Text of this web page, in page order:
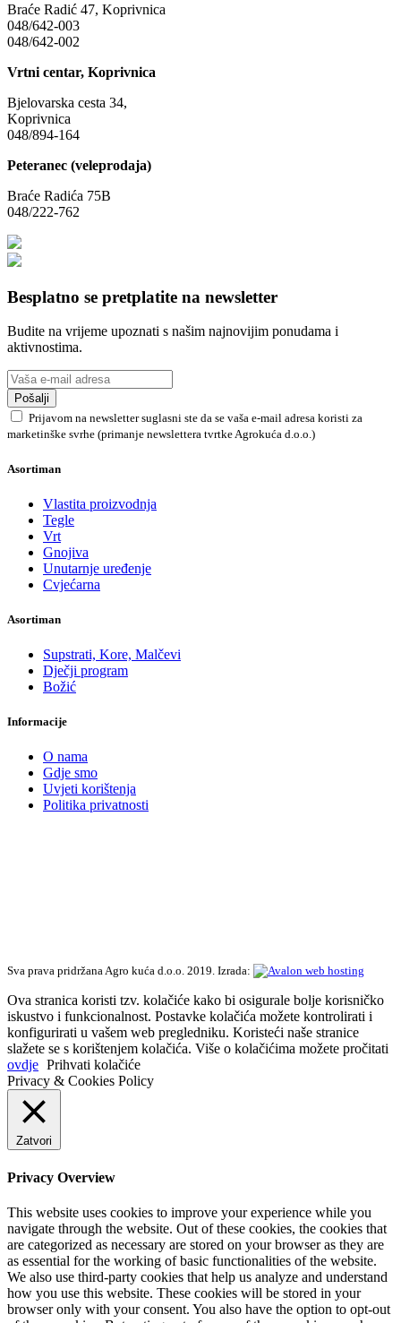
Braće Radić 47, Koprivnica
048/642-003
048/642-002
Vrtni centar, Koprivnica
Bjelovarska cesta 34,
Koprivnica
048/894-164
Peteranec (veleprodaja)
Braće Radića 75B
048/222-762
Besplatno se pretplatite na newsletter
Budite na vrijeme upoznati s našim najnovijim ponudama i
aktivnostima.
Pošalji
Prijavom na newsletter suglasni ste da se vaša e-mail adresa koristi za
marketinške svrhe (primanje newslettera tvrtke Agrokuća d.o.o.)
Asortiman
Vlastita proizvodnja
Tegle
Vrt
Gnojiva
Unutarnje uređenje
Cvjećarna
Asortiman
Supstrati, Kore, Malčevi
Dječji program
Božić
Informacije
O nama
Gdje smo
Uvjeti korištenja
Politika privatnosti
Sva prava pridržana Agro kuća d.o.o. 2019. Izrada:
Ova stranica koristi tzv. kolačiće kako bi osigurale bolje korisničko
iskustvo i funkcionalnost. Postavke kolačića možete kontrolirati i
konfigurirati u vašem web pregledniku. Koristeći naše stranice
slažete se s korištenjem kolačića. Više o kolačićima možete pročitati
ovdje Prihvati kolačiće
Privacy & Cookies Policy
Zatvori
Privacy Overview
This website uses cookies to improve your experience while you
navigate through the website. Out of these cookies, the cookies that
are categorized as necessary are stored on your browser as they are
as essential for the working of basic functionalities of the website.
We also use third-party cookies that help us analyze and understand
how you use this website. These cookies will be stored in your
browser only with your consent. You also have the option to opt-out